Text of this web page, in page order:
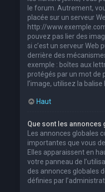
le forum. Autrement,
placée sur un serveur
http://
pouvez pas lier des
si c’est un serveur Web
derrière des
exemple : boîtes aux
protégés par un mot de
l’image, utilisez la
Haut
Que sont les annonces
Les annonces globales
importantes que vous
Elles apparaissent en
votre panneau de
des annonces globales
définies par